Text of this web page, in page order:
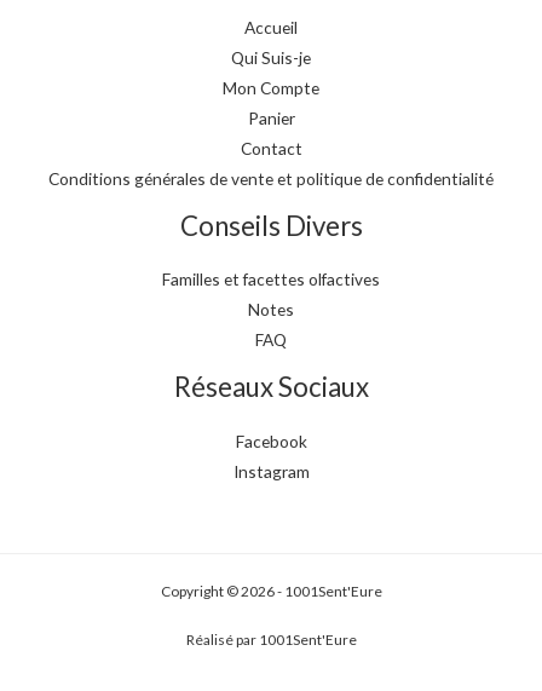
Accueil
Qui Suis-je
Mon Compte
Panier
Contact
Conditions générales de vente et politique de confidentialité
Conseils Divers
Familles et facettes olfactives
Notes
FAQ
Réseaux Sociaux
Facebook
Instagram
Copyright © 2026 - 1001Sent'Eure
Réalisé par 1001Sent'Eure